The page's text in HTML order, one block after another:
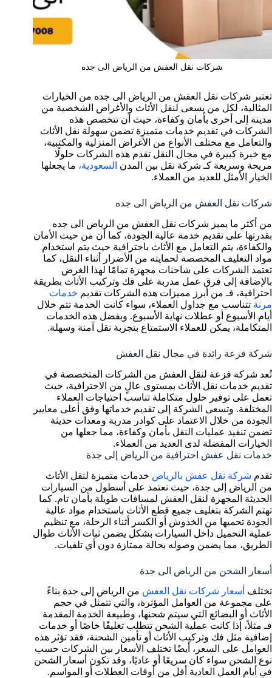
شركات نقل العفش من الرياض الى جده
تعتبر شركات نقل العفش من الرياض الى جده من الخيارات
المثالية، لكل من يسعى لنقل الأثاث والأغراض الشخصية من
مدينة إلى أخرى بأمان وكفاءة، حيث أن تتخصص هذه
الشركات في تقديم خدمات متميزة تضمن سهولة نقل الأثاث
والتعامل مع مختلف الأنواع من الأغراض المنزلية والمكتبية،
مع خبرة كبيرة في مجال النقل تقدم هذه الشركات حلولًا
مريحة وسريعة كـ شركة نقل بين المدن السعودية، ما يجعلها
الخيار الأمثل للعديد من العملاء.
شركات نقل العفش من الرياض الى جده
من أكثر ما يميز شركات نقل العفش من الرياض الى جده
بقدرتها على تقديم خدمة عالية الجودة، كما أن من حيث الأمان
والكفاءة، يتم التعامل مع الأثاث باحترافية حيث يتم استخدام
مواد التغليف المخصصة لحمايته من الأضرار أثناء النقل، كما
تعتمد الشركات على شاحنات مجهزة تمامًا لهذا الغرض
بالإضافة إلى فرق عمل مدربة على فك وتركيب الأثاث بطريقة
احترافية، فـ من أبرز مميزات هذه الشركات تقديم خدمات
مرنة تتناسب مع جداول العملاء، سواء كانت الخدمة تتم خلال
أيام الأسبوع أو عطلات نهاية الأسبوع. وبفضل هذه الخدمات
المتكاملة، يمكن للعملاء الاستمتاع بتجربة نقل آمنة وسهلة.
شركة فزعة رائدة في مجال نقل العفش
تُعد شركة فزعة لنقل العفش من الشركات المتخصصة في
تقديم خدمات نقل الأثاث بمستوى عالٍ من الاحترافية، حيث
تعمل على توفير حلول متكاملة تناسب احتياجات العملاء
المختلفة. وتسعى الشركة إلى تقديم خدماتها وفق أعلى معايير
الجودة من خلال الاعتماد على كوادر مدربة ومعدات حديثة
تضمن تنفيذ عمليات النقل بأمان وكفاءة، مما جعلها من
الخيارات المفضلة لدى العديد من العملاء.
خدمات نقل عفش احترافية من الرياض إلى جدة
تقدم شركة نقل عفش بالرياض خدمات متميزة لنقل الأثاث
من الرياض إلى جدة، حيث تعتمد على أسطول من السيارات
الحديثة المجهزة لنقل العفش لمسافات طويلة بأمان تام. كما
تهتم الشركة بتغليف جميع قطع الأثاث باستخدام مواد عالية
الجودة تحميها من الخدوش أو الكسر أثناء الرحلة، مع تنظيم
عملية التحميل داخل السيارات بشكل يضمن ثبات الأثاث طوال
الطريق، مما يضمن وصوله بحالة ممتازة دون أي تلفيات.
أسعار الشحن من الرياض الى جدة
تختلف أسعار شركات نقل العفش من الرياض إلى جدة بناءً
على مجموعة من العوامل المؤثرة، والتي تتمثل في حجم
الأثاث أو البضائع التي سيتم شحنها، وطبيعة الخدمة المقدمة
فـ مثلاً، إذا كانت عملية الشحن تتطلب تغليفًا خاصًا أو خدمات
إضافية مثل فك وتركيب الأثاث أو تأمين الشحنة، فقد تؤثر هذه
العوامل على السعر، أيضًا تختلف الأسعار بين الشركات حسب
نوع الشحن سواء كان سريعًا أو عاديًا، وقد تكون أسعار الشحن
في أيام العمل العادية أقل من أوقات العطلات أو المواسم.